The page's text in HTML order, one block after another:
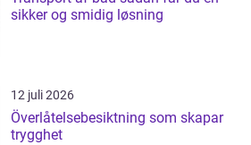
sikker og smidig løsning
12 juli 2026
Överlåtelsebesiktning som skapar
trygghet